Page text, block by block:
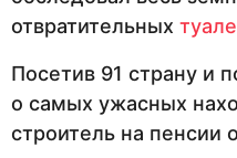
отвратительных
Посетив 91 страну и
о самых ужасных
строитель на пенсии